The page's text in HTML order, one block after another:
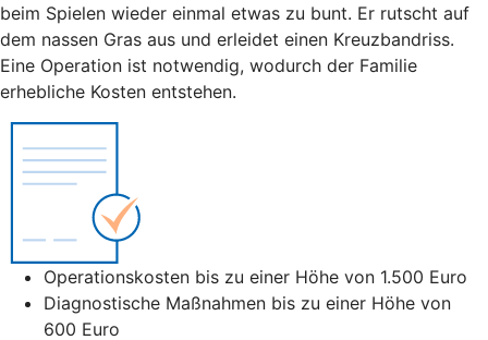
beim Spielen wieder einmal etwas zu bunt. Er rutscht auf
dem nassen Gras aus und erleidet einen Kreuzbandriss.
Eine Operation ist notwendig, wodurch der Familie
erhebliche Kosten entstehen.
Operationskosten bis zu einer Höhe von 1.500 Euro
Diagnostische Maßnahmen bis zu einer Höhe von
600 Euro